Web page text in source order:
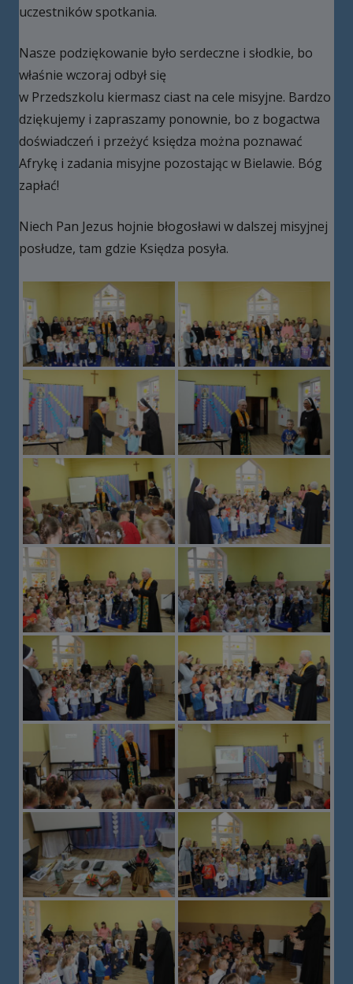
uczestników spotkania.
Nasze podziękowanie było serdeczne i słodkie, bo
właśnie wczoraj odbył się
w Przedszkolu kiermasz ciast na cele misyjne. Bardzo
dziękujemy i zapraszamy ponownie, bo z bogactwa
doświadczeń i przeżyć księdza można poznawać
Afrykę i zadania misyjne pozostając w Bielawie. Bóg
zapłać!
Niech Pan Jezus hojnie błogosławi w dalszej misyjnej
posłudze, tam gdzie Księdza posyła.